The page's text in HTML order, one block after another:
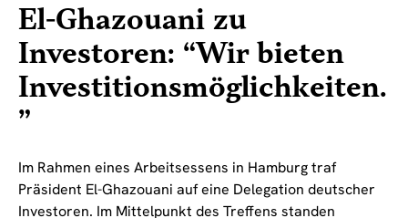
El-Ghazouani zu
Investoren: “Wir bieten
Investitionsmöglichkeiten.
”
Im Rahmen eines Arbeitsessens in Hamburg traf
Präsident El-Ghazouani auf eine Delegation deutscher
Investoren. Im Mittelpunkt des Treffens standen